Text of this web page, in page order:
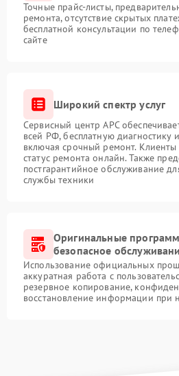
Точные прайс-листы,
ремонта, отсутствие скрытых
бесплатной консультации по
сайте
Широкий спектр услуг
Сервисный центр APC
всей РФ, бесплатную диагностику
включая срочный ремонт. Клиенты
статус ремонта онлайн. Также
постгарантийное обслуживание
службы техники
Оригинальные
безопасное
Использование официальных
аккуратная работа с
резервное копирование,
восстановление информации при